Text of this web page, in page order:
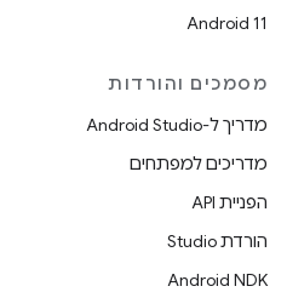
Android 11
מסמכים והורדות
מדריך ל-Android Studio
מדריכים למפתחים
הפניית API
הורדת Studio
Android NDK